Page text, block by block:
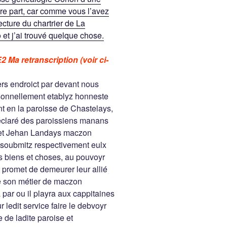
part, car comme vous l’avez
du chartrier de La
j’ai trouvé quelque chose.
Ma retranscription (voir ci-
endroict par devant nous
etablyz honneste
en la paroisse de Chastelays,
des paroissiens manans
Jehan Landays maczon
respectivement eulx
biens et choses, au pouvoyr
de demeurer leur allié
métier de maczon
ou il playra aux cappitaines
ledit service faire le debvoyr
de ladite paroise et